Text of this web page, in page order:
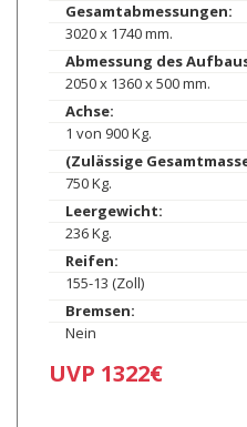
Gesamtabmessungen:
3020 x 1740 mm.
Abmessung des
2050 x 1360 x 500 mm.
Achse:
1 von 900 Kg.
(Zulässige
750 Kg.
Leergewicht:
236 Kg.
Reifen:
155-13 (Zoll)
Bremsen:
Nein
UVP 1322€